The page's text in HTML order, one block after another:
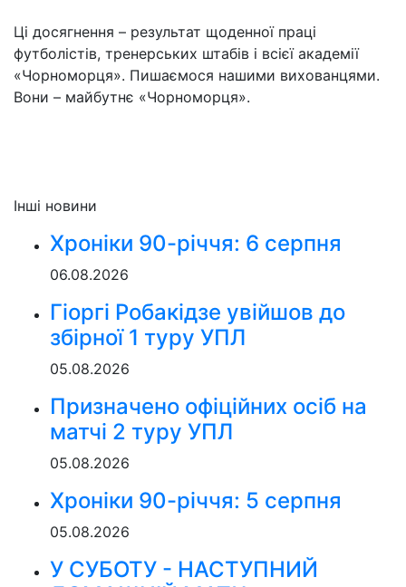
Ці досягнення – результат щоденної праці
футболістів, тренерських штабів і всієї академії
«Чорноморця». Пишаємося нашими вихованцями.
Вони – майбутнє «Чорноморця».
Інші новини
Хроніки 90-річчя: 6 серпня
06.08.2026
Гіоргі Робакідзе увійшов до
збірної 1 туру УПЛ
05.08.2026
Призначено офіційних осіб на
матчі 2 туру УПЛ
05.08.2026
Хроніки 90-річчя: 5 серпня
05.08.2026
У СУБОТУ - НАСТУПНИЙ